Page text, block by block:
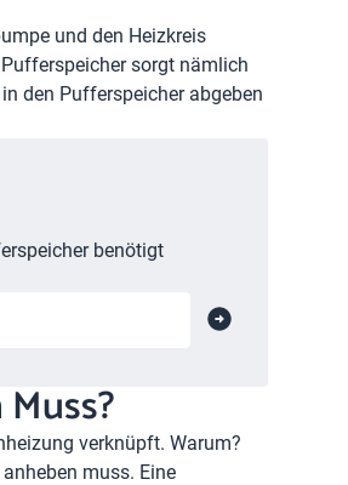
und den Heizkreis
sorgt nämlich
den Pufferspeicher abgeben
benötigt
verknüpft. Warum?
muss. Eine